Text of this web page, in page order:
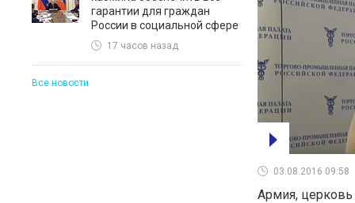
гарантии для граждан
России в социальной сфере
17 часов назад
Все новости
03.08.2016 09:58
Армия, церковь